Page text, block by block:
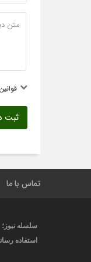
ثبت
تماس با ما
سلسله نیوز؛
استفاده